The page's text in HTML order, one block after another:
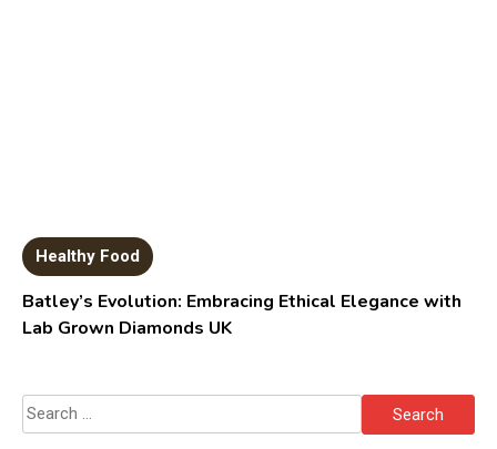
Healthy Food
Batley’s Evolution: Embracing Ethical Elegance with
Lab Grown Diamonds UK
Search
for: